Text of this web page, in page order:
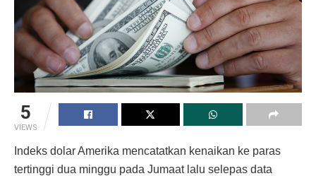
5
VIEWS
Indeks dolar Amerika mencatatkan kenaikan ke paras
tertinggi dua minggu pada Jumaat lalu selepas data